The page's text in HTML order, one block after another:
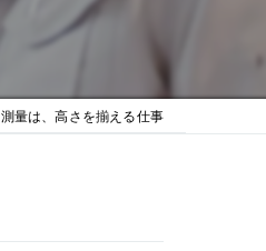
測量は、高さを揃える仕事